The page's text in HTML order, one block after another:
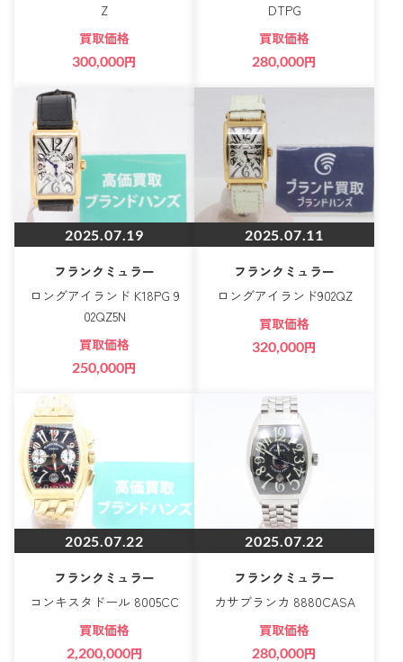
Z
買取価格
300,000円
DTPG
買取価格
280,000円
2025.07.19
フランクミュラー
ロングアイランド K18PG 9
02QZ5N
買取価格
250,000円
2025.07.11
フランクミュラー
ロングアイランド902QZ
買取価格
320,000円
2025.07.22
フランクミュラー
コンキスタドール 8005CC
買取価格
2,200,000円
2025.07.22
フランクミュラー
カサブランカ 8880CASA
買取価格
280,000円